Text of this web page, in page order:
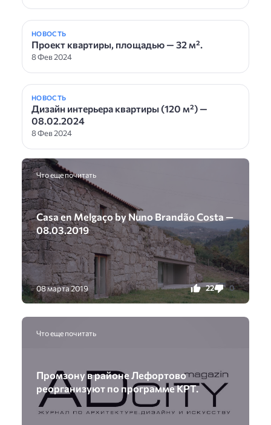
НОВОСТЬ
Проект квартиры, площадью — 32 м².
8 Фев 2024
НОВОСТЬ
Дизайн интерьера квартиры (120 м²) —
08.02.2024
8 Фев 2024
Что еще почитать
Casa en Melgaço by Nuno Brandão Costa —
08.03.2019
08 марта 2019 22 0
Что еще почитать
Промзону в районе Лефортово
реорганизуют по программе КРТ.